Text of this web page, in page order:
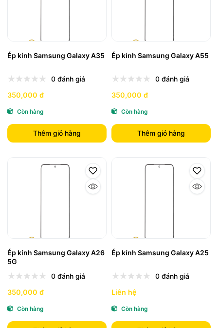
Ép kính Samsung Galaxy A35
0 đánh giá
350,000 đ
Còn hàng
Thêm giỏ hàng
Ép kính Samsung Galaxy A55
0 đánh giá
350,000 đ
Còn hàng
Thêm giỏ hàng
Ép kính Samsung Galaxy A26
5G
0 đánh giá
350,000 đ
Còn hàng
Ép kính Samsung Galaxy A25
0 đánh giá
Liên hệ
Còn hàng